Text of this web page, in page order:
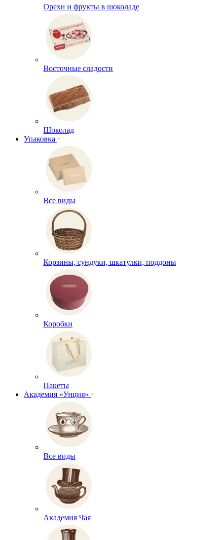
Орехи и фрукты в шоколаде
Восточные сладости
Шоколад
Упаковка
Все виды
Корзины, сундуки, шкатулки, поддоны
Коробки
Пакеты
Академия «Унция»
Все виды
Академия Чая